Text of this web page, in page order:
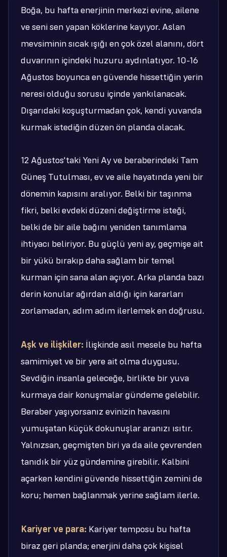
Boğa, bu hafta enerjinin merkezi evine, ailene
ve seni sen yapan köklerine kayıyor. Aslan
mevsiminin sıcak ışığı en çok özel alanını, dört
duvarının içindeki huzuru aydınlatıyor. 10-16
Ağustos boyunca en güvende hissettiğin yerin
neresi olduğu sorusu içinde yankılanacak.
Dışarıdaki koşuşturmadan çok, kendi yuvanda
kurmak istediğin düzen ön planda olacak.
12 Ağustos'taki Yeni Ay ve beraberindeki Tam
Güneş Tutulması, ev ve aile hayatında yeni bir
dönemin kapısını aralıyor. Belki bir taşınma
fikri, belki evdeki düzeni değiştirme isteği,
belki de bir aile bağını yeniden tanımlama
ihtiyacı beliriyor. Bu güçlü yeni ay, geçmişe ait
bir yükü bırakıp daha sağlam bir temel
kurman için sana alan açıyor. Arka planda bazı
derin konular ağırdan aldığı için kararları
zorlamadan, adım adım ilerlemek en doğrusu.
Aşk ve ilişkiler: İlişkinde asıl mesele bu hafta
samimiyet ve bir yere ait olma duygusu.
Sevdiğin insanla geleceğe, birlikte bir yuva
kurmaya dair konuşmalar gündeme gelebilir.
Beraber yaşıyorsanız evinizin havasını
yumuşatan küçük dokunuşlar aranızı ısıtır.
Yalnızsan, geçmişten biri ya da aile çevrenden
tanıdık bir yüz gündemine girebilir. Kalbini
açarken kendini güvende hissettiğin zemini de
koru; hemen bağlanmak yerine sağlam ilerle.
Kariyer ve para: Kariyer temposu bu hafta
biraz geri planda; enerjini daha çok kişisel